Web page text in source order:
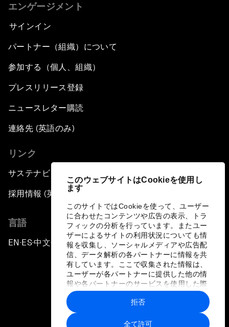
このウェブサイトはCookieを使用し
ます
このサイトではCookieを使って、ユーザー
に合わせたコンテンツや広告の表示、トラ
フィックの分析を行っています。またユー
ザーによるサイトの利用状況についても情
報を収集し、ソーシャルメディアや広告配
信、データ解析の各パートナーに情報を共
有しています。ここで収集された情報は、
ユーザーが各パートナーに提供した他の情
報や各パートナーのサービスを使用した際
に収集された情報と組み合わされ、各パー
トナーによって使用されることがありま
す。
全て許可
拒否
エンゲージメント
サインイン
パートナー（組織）について
参加する（個人、組織）
プレスリリース登録
ニュースレター購読
連絡先 (英語のみ)
リンク
サステナビリティへの取り組み
採用情報 (英語のみ)
言語
EN ▪ES▪中文▪ 日本語
プライバシーポリシーと利用規約